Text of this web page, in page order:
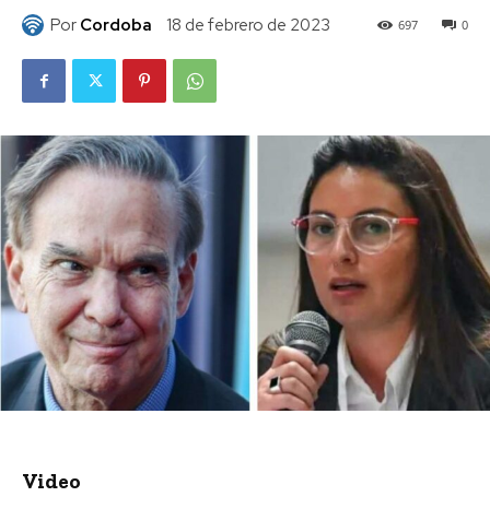
Por Cordoba 18 de febrero de 2023 0
697
Video